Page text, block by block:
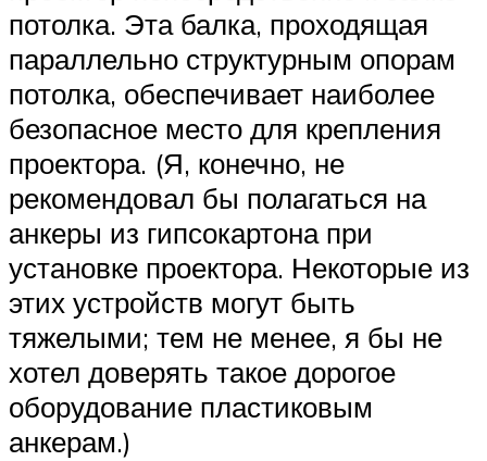
потолка. Эта балка, проходящая
параллельно структурным опорам
потолка, обеспечивает наиболее
безопасное место для крепления
проектора. (Я, конечно, не
рекомендовал бы полагаться на
анкеры из гипсокартона при
установке проектора. Некоторые из
этих устройств могут быть
тяжелыми; тем не менее, я бы не
хотел доверять такое дорогое
оборудование пластиковым
анкерам.)